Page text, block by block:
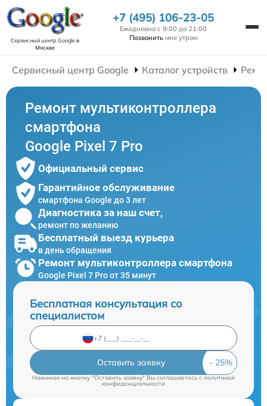
Сервисный центр Googleв
Москве
+7 (495) 106-23-05
Ежедневно с 9:00 до 21:00
Позвонить мне утром
Сервисный центр Google Каталог устройств
Ремонт мультиконтроллера
смартфона
Google Pixel 7 Pro
Официальный сервис
Гарантийное обслуживание
смартфона Google до 3 лет
Диагностика за наш счет,
ремонт по желанию
Бесплатный выезд курьера
в день обращения
Ремонт мультиконтроллера смартфона
Google Pixel 7 Pro от 35 минут
Бесплатная консультация со
специалистом
Оставить заявку
Нажимая на кнопку "Оставить заявку" Вы соглашаетесь c политикой
конфиденциальности